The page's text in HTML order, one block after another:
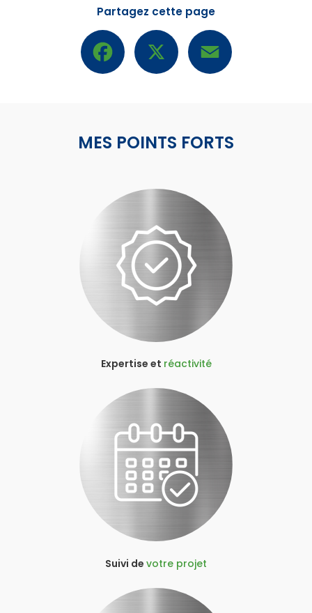
Partagez cette page
Facebook
MES POINTS FORTS
Expertise et réactivité
Suivi de votre projet